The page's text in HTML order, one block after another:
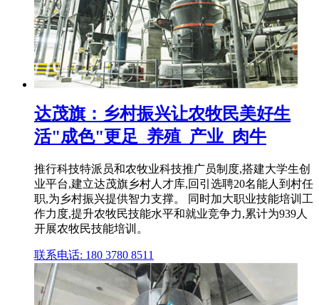
达茂旗：乡村振兴让农牧民美好生
活"成色"更足_养殖_产业_肉牛
推行科技特派员和农牧业科技推广员制度,搭建大学生创
业平台,建立达茂旗乡村人才库,回引选聘20名能人到村任
职,为乡村振兴提供智力支撑。 同时加大职业技能培训工
作力度,提升农牧民技能水平和就业竞争力,累计为939人
开展农牧民技能培训。
联系电话: 180 3780 8511